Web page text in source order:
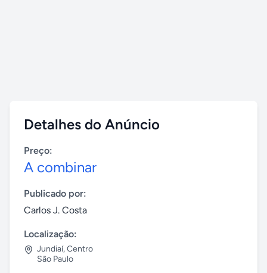
Detalhes do Anúncio
Preço:
A combinar
Publicado por:
Carlos J. Costa
Localização:
Jundiaí,Centro
São Paulo